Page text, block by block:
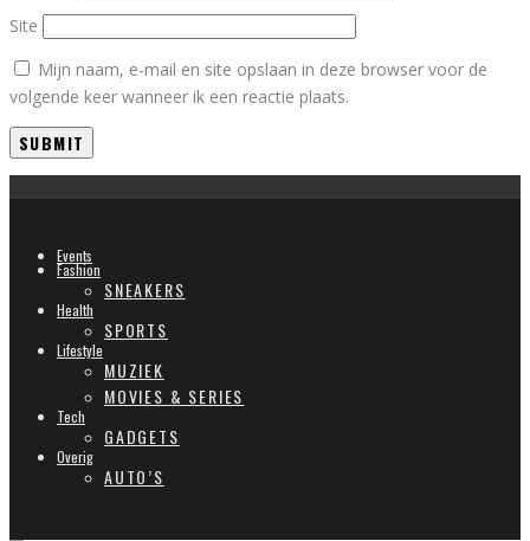
Site
Mijn naam, e-mail en site opslaan in deze browser voor de
volgende keer wanneer ik een reactie plaats.
Events
Fashion
SNEAKERS
Health
SPORTS
Lifestyle
MUZIEK
MOVIES & SERIES
Tech
GADGETS
Overig
AUTO’S